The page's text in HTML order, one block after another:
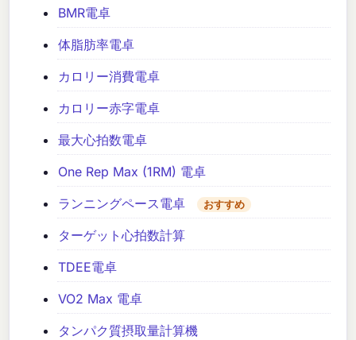
BMR電卓
体脂肪率電卓
カロリー消費電卓
カロリー赤字電卓
最大心拍数電卓
One Rep Max (1RM) 電卓
ランニングペース電卓
おすすめ
ターゲット心拍数計算
TDEE電卓
VO2 Max 電卓
タンパク質摂取量計算機